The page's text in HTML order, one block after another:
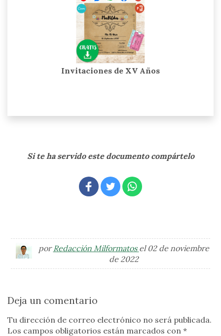
Invitaciones de XV Años
Si te ha servido este documento compártelo
por Redacción Milformatos el 02 de noviembre
de 2022
Deja un comentario
Tu dirección de correo electrónico no será publicada.
Los campos obligatorios están marcados con *